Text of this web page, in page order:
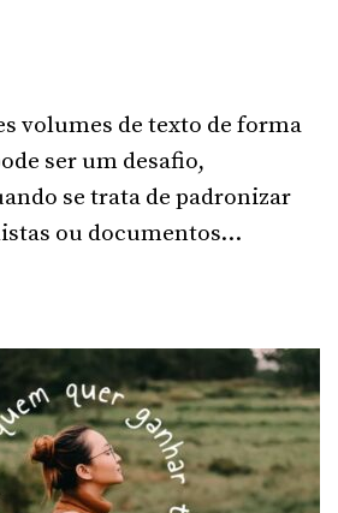
volumes de texto de forma
ser um desafio,
se trata de padronizar
ou documentos…